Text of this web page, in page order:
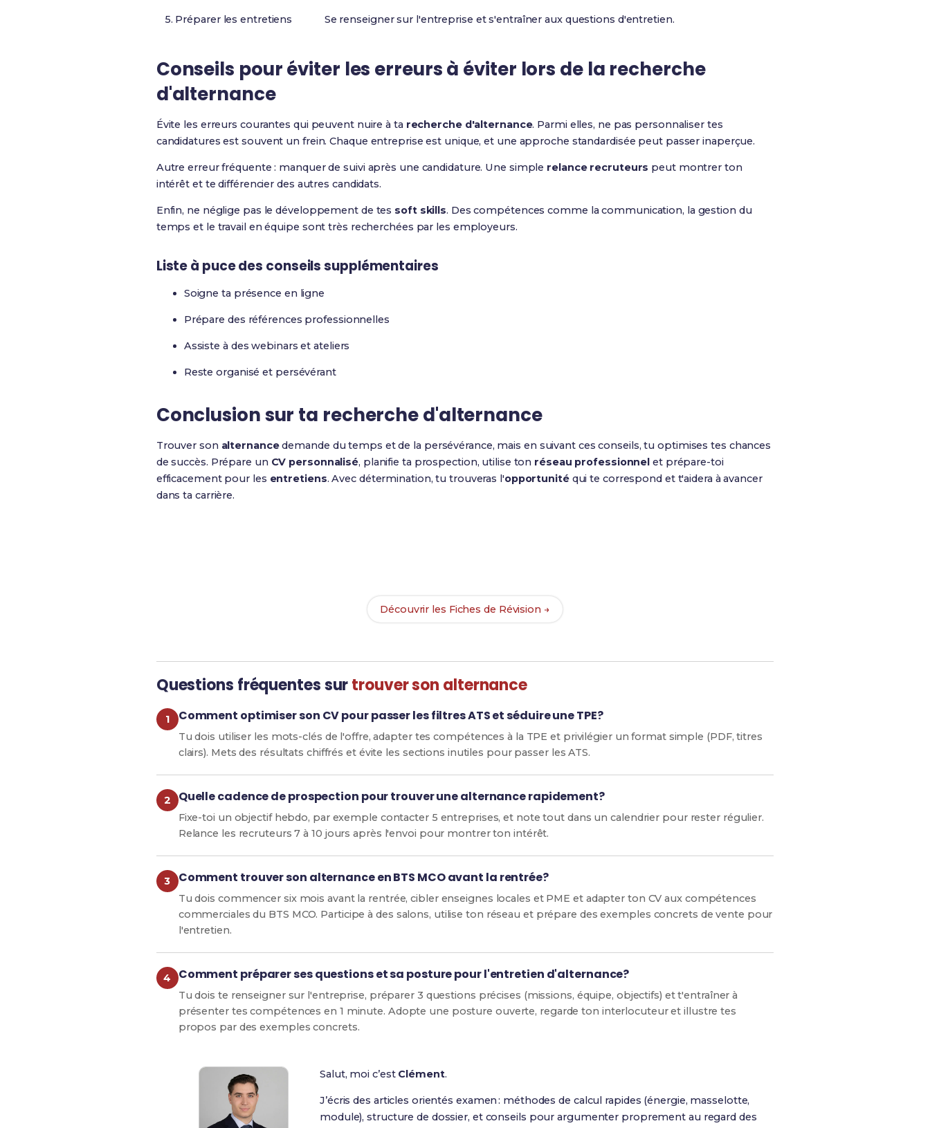
5. Préparer les entretiens Se renseigner sur l'entreprise et s'entraîner aux questions d'entretien.
Conseils pour éviter les erreurs à éviter lors de la recherche
d'alternance
Évite les erreurs courantes qui peuvent nuire à ta recherche d'alternance. Parmi elles, ne pas personnaliser tes
candidatures est souvent un frein. Chaque entreprise est unique, et une approche standardisée peut passer inaperçue.
Autre erreur fréquente : manquer de suivi après une candidature. Une simple relance recruteurs peut montrer ton
intérêt et te différencier des autres candidats.
Enfin, ne néglige pas le développement de tes soft skills. Des compétences comme la communication, la gestion du
temps et le travail en équipe sont très recherchées par les employeurs.
Liste à puce des conseilssupplémentaires
Soigne ta présence en ligne
Prépare des références professionnelles
Assiste à des webinars et ateliers
Reste organisé et persévérant
Conclusion sur ta recherche d'alternance
Trouver son alternancedemande du temps et de la persévérance, mais en suivant ces conseils, tu optimises tes chances
de succès. Prépare un CV personnalisé, planifie ta prospection, utilise ton réseau professionnel et prépare-toi
efficacement pour les entretiens. Avec détermination, tu trouveras l'opportunitéqui te correspond et t'aidera à avancer
dans ta carrière.
Découvrir les Fiches de Révision →
Questions fréquentes surtrouver son alternance
Comment optimiser son CV pour passer les filtres ATS et séduire une TPE?
Tu dois utiliser les mots-clés de l'offre, adapter tes compétences à la TPE et privilégier un format simple (PDF, titres
clairs). Mets des résultats chiffrés et évite les sections inutiles pour passer les ATS.
Quelle cadence de prospection pour trouver une alternance rapidement?
Fixe-toi un objectif hebdo, par exemple contacter 5 entreprises, et note tout dans un calendrier pour rester régulier.
Relance les recruteurs 7 à 10 jours après l'envoi pour montrer ton intérêt.
Comment trouver son alternance en BTS MCO avant la rentrée?
Tu dois commencer six mois avant la rentrée, cibler enseignes locales et PME et adapter ton CV aux compétences
commerciales du BTS MCO. Participe à des salons, utilise ton réseau et prépare des exemples concrets de vente pour
l'entretien.
Comment préparer ses questions et sa posture pour l'entretien d'alternance?
Tu dois te renseigner sur l'entreprise, préparer 3 questions précises (missions, équipe, objectifs) et t'entraîner à
présenter tes compétences en 1 minute. Adopte une posture ouverte, regarde ton interlocuteur et illustre tes
propos par des exemples concrets.
Salut, moi c’est Clément.
J’écris des articles orientés examen : méthodes de calcul rapides (énergie, masselotte,
module), structure de dossier, et conseils pour argumenter proprement au regard des